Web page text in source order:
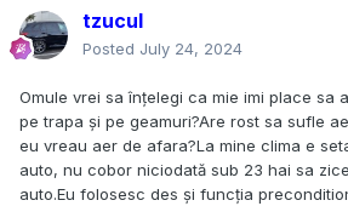
tzucul
Posted July 24, 2024
Omule vrei sa înțelegi ca mie imi place sa
pe trapa și pe geamuri?Are rost sa sufle
eu vreau aer de afara?La mine clima e
auto, nu cobor niciodată sub 23 hai sa
auto.Eu folosesc des și funcția